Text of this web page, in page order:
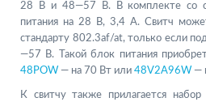
28 В и 48—57 В. В комплекте со
питания на 28 В, 3,4 А. Свитч
стандарту 802.3af/at, только если
—57 В. Такой блок питания
48POW — на 70 Вт или 48V2A96W —
К свитчу также прилагается